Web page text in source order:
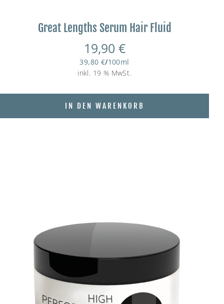
Great Lengths Serum Hair Fluid
19,90 €
39,80 €/100ml
inkl. 19 % MwSt.
IN DEN WARENKORB